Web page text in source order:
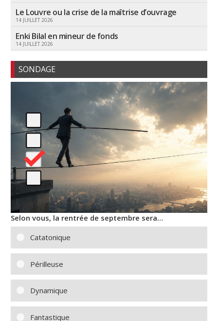
Le Louvre ou la crise de la maîtrise d’ouvrage
14 JUILLET 2026
Enki Bilal en mineur de fonds
14 JUILLET 2026
SONDAGE
Selon vous, la rentrée de septembre sera…
Catatonique
Périlleuse
Dynamique
Fantastique